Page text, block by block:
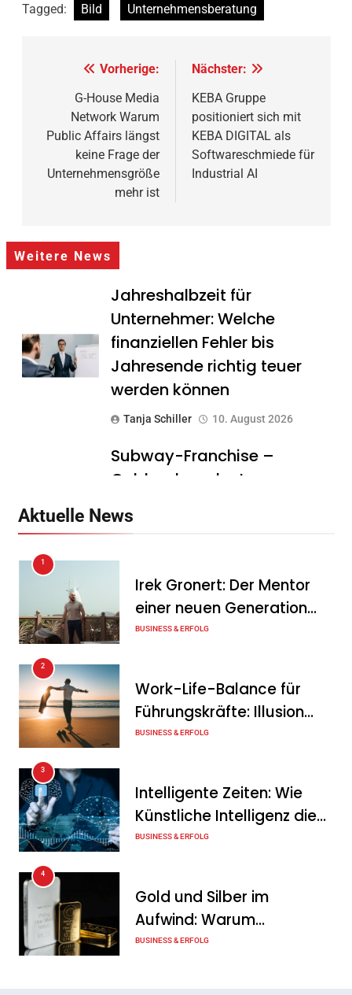
Tagged: Bild Unternehmensberatung
Beitragsnavigation
Vorherige:
G-House Media
Network Warum
Public Affairs längst
keine Frage der
Unternehmensgröße
mehr ist
Nächster:
KEBA Gruppe
positioniert sich mit
KEBA DIGITAL als
Softwareschmiede für
Industrial AI
Weitere News
Jahreshalbzeit für
Unternehmer: Welche
finanziellen Fehler bis
Jahresende richtig teuer
werden können
Tanja Schiller 10. August 2026
Subway-Franchise –
Goldgrube oder teurer
dem Einstieg wissen sollten
DeutschlandGPT führt
§203-konformen Modus für
Ärzte, Anwälte und
Steuerberater ein
Tanja Schiller 10. August 2026
Herausragende
Finanzbildung 2026: Diese
Tanja Schiller 10. August 2026
Aktuelle News
1
Irek Gronert: Der Mentor
einer neuen Generation
von Unternehmern
BUSINESS & ERFOLG
2
Work-Life-Balance für
Führungskräfte: Illusion
oder echte Chance?
BUSINESS & ERFOLG
3
Intelligente Zeiten: Wie
Künstliche Intelligenz die
Geschäftswelt verändert
BUSINESS & ERFOLG
4
Gold und Silber im
Aufwind: Warum
Edelmetalle als sicherer
BUSINESS & ERFOLG